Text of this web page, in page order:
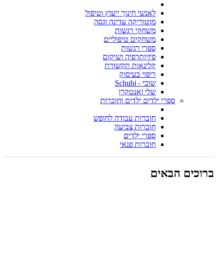
לאנשי חינוך ייעוץ וטיפול
מוטוריקה עדינה וגסה
משחקי רגשות
משחקים טיפוליים
ספרי רגשות
פיזיותרפיה ושיקום
קלינאות תקשורת
ריפוי בעיסוק
שובי - Schubi
שלי זאנטקרן
ספרי ילדים ילדים וחוברות
חוברות עבודה לחופש
חוברות צביעה
ספרי ילדים
חוברות פנאי
ברוכים הבאים